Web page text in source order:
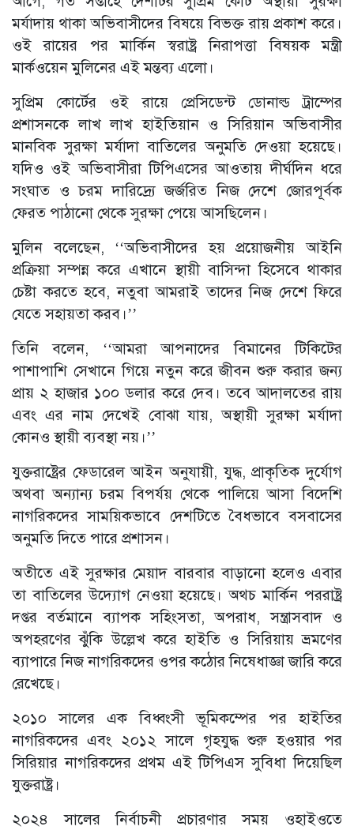
মর্যাদায় থাকা অভিবাসীদের বিষয়ে বিভক্ত রায় প্রকাশ করে।
ওই রায়ের পর মার্কিন স্বরাষ্ট্র নিরাপত্তা বিষয়ক মন্ত্রী
মার্কওয়েন মুলিনের এই মন্তব্য এলো।
সুপ্রিম কোর্টের ওই রায়ে প্রেসিডেন্ট ডোনাল্ড ট্রাম্পের
প্রশাসনকে লাখ লাখ হাইতিয়ান ও সিরিয়ান অভিবাসীর
মানবিক সুরক্ষা মর্যাদা বাতিলের অনুমতি দেওয়া হয়েছে।
যদিও ওই অভিবাসীরা টিপিএসের আওতায় দীর্ঘদিন ধরে
সংঘাত ও চরম দারিদ্র্যে জর্জরিত নিজ দেশে জোরপূর্বক
ফেরত পাঠানো থেকে সুরক্ষা পেয়ে আসছিলেন।
মুলিন বলেছেন, ‘‘অভিবাসীদের হয় প্রয়োজনীয় আইনি
প্রক্রিয়া সম্পন্ন করে এখানে স্থায়ী বাসিন্দা হিসেবে থাকার
চেষ্টা করতে হবে, নতুবা আমরাই তাদের নিজ দেশে ফিরে
যেতে সহায়তা করব।’’
তিনি বলেন, ‘‘আমরা আপনাদের বিমানের টিকিটের
পাশাপাশি সেখানে গিয়ে নতুন করে জীবন শুরু করার জন্য
প্রায় ২ হাজার ১০০ ডলার করে দেব। তবে আদালতের রায়
এবং এর নাম দেখেই বোঝা যায়, অস্থায়ী সুরক্ষা মর্যাদা
কোনও স্থায়ী ব্যবস্থা নয়।’’
যুক্তরাষ্ট্রের ফেডারেল আইন অনুযায়ী, যুদ্ধ, প্রাকৃতিক দুর্যোগ
অথবা অন্যান্য চরম বিপর্যয় থেকে পালিয়ে আসা বিদেশি
নাগরিকদের সাময়িকভাবে দেশটিতে বৈধভাবে বসবাসের
অনুমতি দিতে পারে প্রশাসন।
অতীতে এই সুরক্ষার মেয়াদ বারবার বাড়ানো হলেও এবার
তা বাতিলের উদ্যোগ নেওয়া হয়েছে। অথচ মার্কিন পররাষ্ট্র
দপ্তর বর্তমানে ব্যাপক সহিংসতা, অপরাধ, সন্ত্রাসবাদ ও
অপহরণের ঝুঁকি উল্লেখ করে হাইতি ও সিরিয়ায় ভ্রমণের
ব্যাপারে নিজ নাগরিকদের ওপর কঠোর নিষেধাজ্ঞা জারি করে
রেখেছে।
২০১০ সালের এক বিধ্বংসী ভূমিকম্পের পর হাইতির
নাগরিকদের এবং ২০১২ সালে গৃহযুদ্ধ শুরু হওয়ার পর
সিরিয়ার নাগরিকদের প্রথম এই টিপিএস সুবিধা দিয়েছিল
যুক্তরাষ্ট্র।
২০২৪ সালের নির্বাচনী প্রচারণার সময় ওহাইওতে